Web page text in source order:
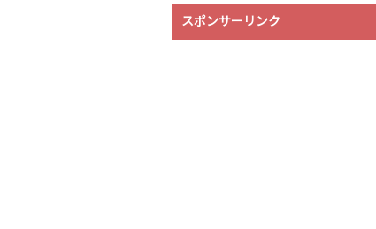
スポンサーリンク